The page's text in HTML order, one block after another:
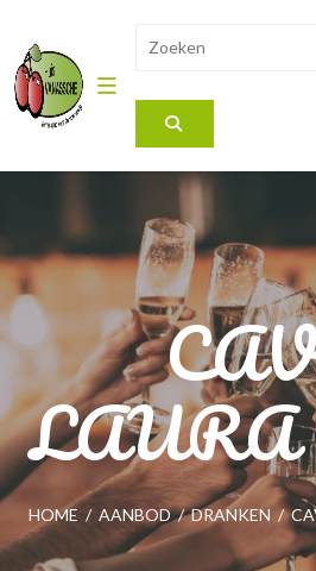
HOME / AANBOD / DRANKEN /